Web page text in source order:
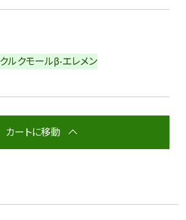
クルクモールβ-エレメン
カートに移動